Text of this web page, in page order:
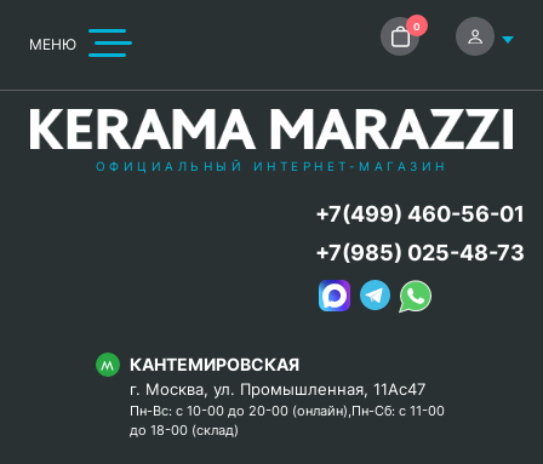
МЕНЮ
0
ОФИЦИАЛЬНЫЙ ИНТЕРНЕТ-МАГАЗИН
КАНТЕМИРОВСКАЯ
г. Москва, ул. Промышленная, 11Ас47
Пн-Вс: с 10-00 до 20-00 (онлайн),Пн-Сб: с 11-00
до 18-00 (склад)
+7(499) 460-56-01
+7(985) 025-48-73